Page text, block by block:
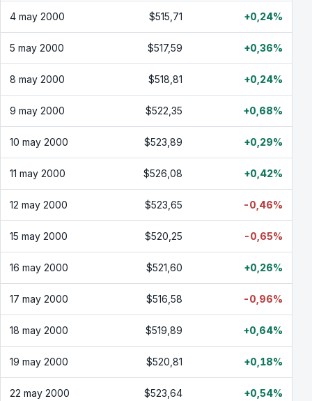
4 may 2000 $515,71 +0,24%
5 may 2000 $517,59 +0,36%
8 may 2000 $518,81 +0,24%
9 may 2000 $522,35 +0,68%
10 may 2000 $523,89 +0,29%
11 may 2000 $526,08 +0,42%
12 may 2000 $523,65 -0,46%
15 may 2000 $520,25 -0,65%
16 may 2000 $521,60 +0,26%
17 may 2000 $516,58 -0,96%
18 may 2000 $519,89 +0,64%
19 may 2000 $520,81 +0,18%
22 may 2000 $523,64 +0,54%